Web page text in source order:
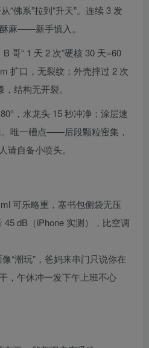
“佛系”拉到“升天”。连续 3 发
麻——新手慎入。
B 哥“ 1 天 2 次”硬核 30 天=60
扩口，无裂纹；外壳摔过 2 次
结构无开裂。
，水龙头 15 秒冲净；涂层速
唯一槽点——后段颗粒密集，
请自备小喷头。
可乐略重，塞书包侧袋无压
dB（iPhone 实测），比空调
“潮玩”，爸妈来串门只说你在
，午休冲一发下午上班不心